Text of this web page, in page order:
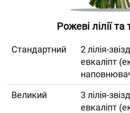
Рожеві лілії
Cтандартний
2 лілія-
евкаліпт
Великий
3 лілія-
евкаліпт